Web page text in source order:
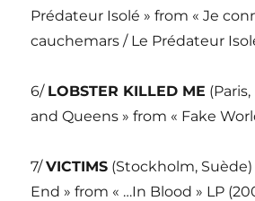
Prédateur Isolé » from « Je
cauchemars / Le Prédateur
6/ LOBSTER KILLED ME
and Queens » from « Fake
7/VICTIMS (Stockholm, Suède)
End » from « …In Blood » LP